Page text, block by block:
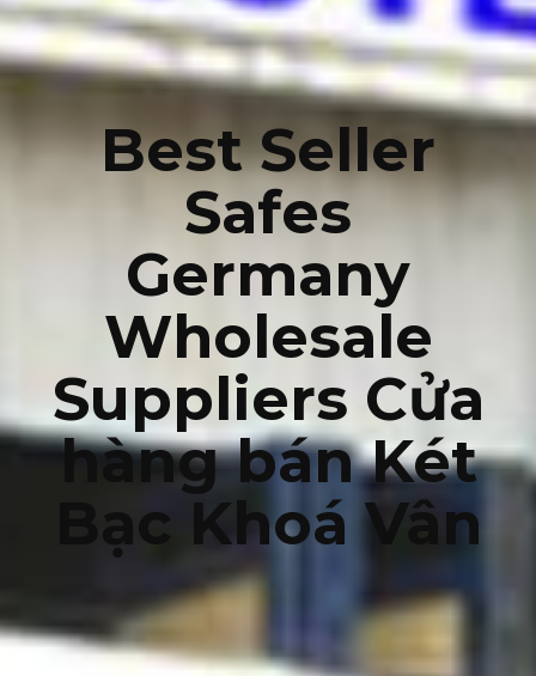
Best Seller
Safes
Germany
Wholesale
Suppliers Cửa
hàng bán Két
Bạc Khoá Vân